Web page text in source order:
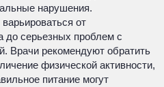
нарушения.
от
до серьезных проблем с
Врачи рекомендуют обратить
физической активности,
питание могут